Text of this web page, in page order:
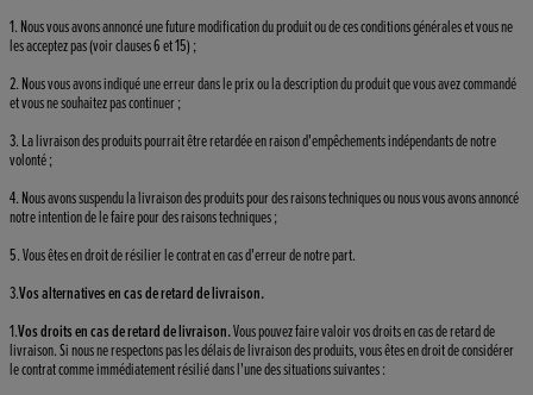
1. Nous vous avons annoncé une future modification du produit ou de ces conditions générales et vous ne
les acceptez pas (voir clauses 6 et 15) ;
2. Nous vous avons indiqué une erreur dans le prix ou la description du produit que vous avez commandé
et vous ne souhaitez pas continuer ;
3. La livraison des produits pourrait être retardée en raison d'empêchements indépendants de notre
volonté ;
4. Nous avons suspendu la livraison des produits pour des raisons techniques ou nous vous avons annoncé
notre intention de le faire pour des raisons techniques ;
5. Vous êtes en droit de résilier le contrat en cas d'erreur de notre part.
3.Vos alternatives en cas de retard de livraison.
1.Vos droits en cas de retard de livraison.Vous pouvez faire valoir vos droits en cas de retard de
livraison. Si nous ne respectons pas les délais de livraison des produits, vous êtes en droit de considérer
le contrat comme immédiatement résilié dans l'une des situations suivantes :